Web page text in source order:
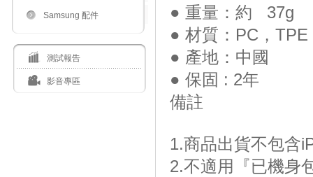
Samsung 配件
測試報告
影音專區
● 重量：約 37g
● 材質：PC，TPE
● 產地：中國
● 保固 : 2年
備註
1.商品出貨不包含
2.不適用『已機身